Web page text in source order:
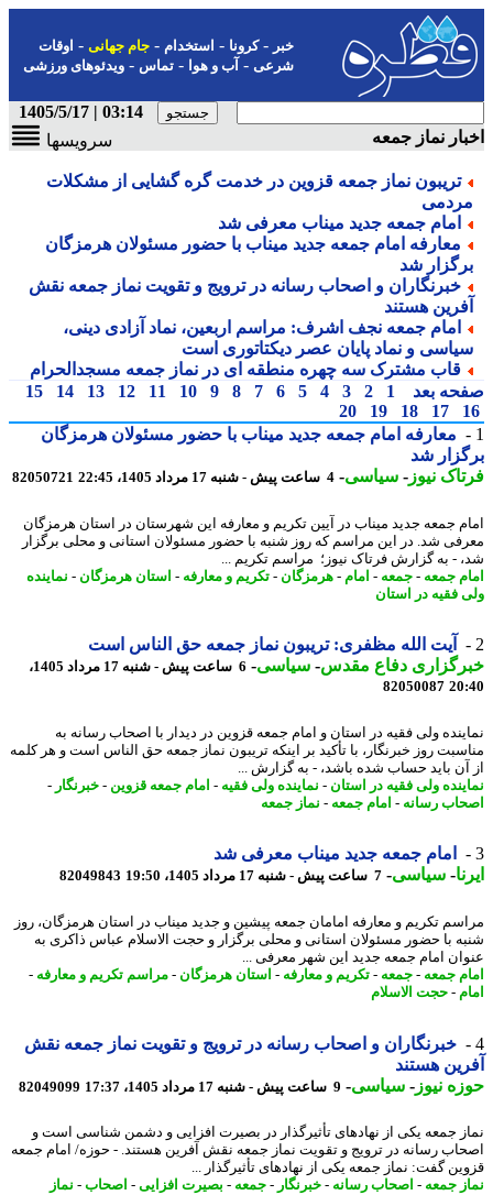
-کرونا-استخدام- جام جهانی-اوقات
شرعی-آب و هوا-تماس-ویدئوهای ورزشی
03:14 | 1405/5/17
نماز جمعه
سرویسها
تریبون نماز جمعه قزوین در خدمت گره گشایی از مشکلات
امام جمعه جدید میناب معرفی شد
معارفه امام جمعه جدید میناب با حضور مسئولان هرمزگان
شد
خبرنگاران و اصحاب رسانه در ترویج و تقویت نماز جمعه نقش
هستند
امام جمعه نجف اشرف: مراسم اربعین، نماد آزادی دینی،
و نماد پایان عصر دیکتاتوری است
قاب مشترک سه چهره منطقه ای در نماز جمعه مسجدالحرام
بعد
1
2
3
4
5
6
7
8
9
10
11
12
13
14
15
17
18
19
20
معارفه امام جمعه جدید میناب با حضور مسئولان هرمزگان
شد
نیوز-سیاسی-4 ساعت پیش - شنبه 17 مرداد 1405، 22:45 82050721
جمعه جدید میناب در آیین تکریم و معارفه این شهرستان در استان هرمزگان
شد. در این مراسم که روز شنبه با حضور مسئولان استانی و محلی برگزار
- به گزارش فرتاک نیوز؛ مراسم تکریم ...
جمعه-جمعه-امام -هرمزگان -تکریم و معارفه- استان هرمزگان -نماینده
فقیه در استان
آیت الله مظفری: تریبون نماز جمعه حق الناس است
دفاع مقدس-سیاسی-
6 ساعت پیش - شنبه 17 مرداد 1405،
82050087
ولی فقیه در استان و امام جمعه قزوین در دیدار با اصحاب رسانه به
روز خبرنگار، با تأکید بر اینکه تریبون نماز جمعه حق الناس است و هر کلمه
باید حساب شده باشد، - به گزارش ...
ولی فقیه در استان-نماینده ولی فقیه -امام جمعه قزوین -خبرنگار -
رسانه-امام جمعه-نماز جمعه
امام جمعه جدید میناب معرفی شد
-سیاسی-7 ساعت پیش - شنبه 17 مرداد 1405، 19:50 82049843
تکریم و معارفه امامان جمعه پیشین و جدید میناب در استان هرمزگان، روز
با حضور مسئولان استانی و محلی برگزار و حجت الاسلام عباس ذاکری به
امام جمعه جدید این شهر معرفی ...
جمعه-جمعه-تکریم و معارفه- استان هرمزگان -مراسم تکریم و معارفه-
-حجت الاسلام
خبرنگاران و اصحاب رسانه در ترویج و تقویت نماز جمعه نقش
هستند
نیوز-سیاسی-9 ساعت پیش - شنبه 17 مرداد 1405، 17:37 82049099
جمعه یکی از نهادهای تأثیرگذار در بصیرت افزایی و دشمن شناسی است و
رسانه در ترویج و تقویت نماز جمعه نقش آفرین هستند. - حوزه/ امام جمعه
گفت: نماز جمعه یکی از نهادهای تأثیرگذار ...
جمعه-اصحاب رسانه-خبرنگار -جمعه-بصیرت افزایی- اصحاب-نماز